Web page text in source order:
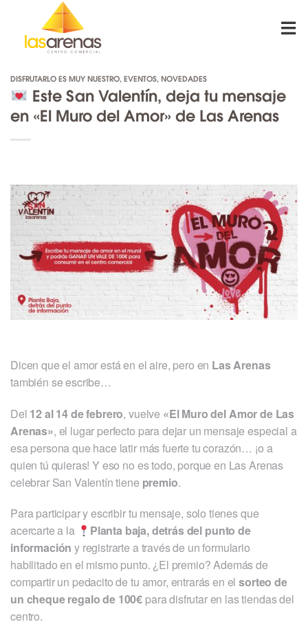
content
DISFRUTARLO ES MUY NUESTRO, EVENTOS, NOVEDADES
Este San Valentín, deja tu mensaje
en «El Muro del Amor» de Las Arenas
Dicen que el amor está en el aire, pero en Las Arenas
también se escribe…
Del 12 al 14 de febrero, vuelve «El Muro del Amor de Las
Arenas», el lugar perfecto para dejar un mensaje especial a
esa persona que hace latir más fuerte tu corazón… ¡o a
quien tú quieras! Y eso no es todo, porque en Las Arenas
celebrar San Valentín tiene premio.
Para participar y escribir tu mensaje, solo tienes que
acercarte a la
Planta baja, detrás del punto de
información y registrarte a través de un formulario
habilitado en el mismo punto. ¿El premio? Además de
compartir un pedacito de tu amor, entrarás en elsorteo de
un cheque regalo de 100€ para disfrutar en las tiendas del
centro.